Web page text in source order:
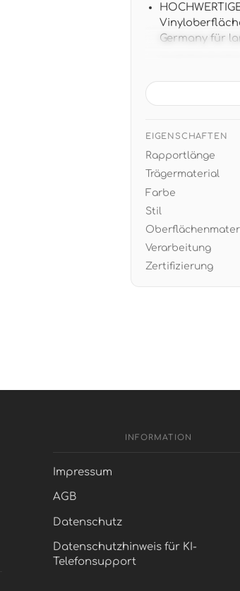
Germany für
DESIGN:
warmen
EINFACHE
und restlos
EIGENSCHAFTEN
Rapportlänge
Trägermaterial
Farbe
Stil
Verarbeitung
Zertifizierung
INFORMATION
Impressum
AGB
Datenschutz
Datenschutzhinweis für KI-
Telefonsupport